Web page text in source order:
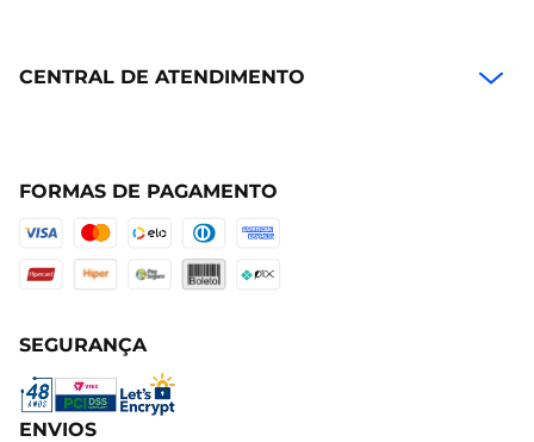
CENTRAL DE ATENDIMENTO
FORMAS DE PAGAMENTO
SEGURANÇA
ENVIOS